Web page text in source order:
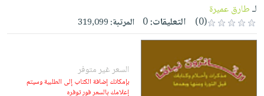
شحن
مخفض
عروض
صفحات
مشوقة
حديثاً
الأكثر
مبيعاً
كتب
مجانية
الصفحة
الرئيسية
masmu3
بلا
حدود
أطفال
الصفحةوسائل
لـطارق عميرة
(0)
التعليقات:0 المرتبة:319,099
السعر غير متوفر
بإمكانك إضافة الكتاب إلى الطلبية وسيتم
إعلامك بالسعر فور توفره